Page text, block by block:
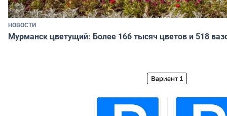
НОВОСТИ
Мурманск цветущий: Более 166 тысяч цветов и 518